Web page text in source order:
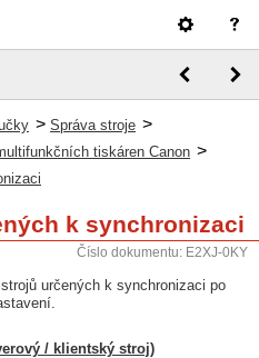
> Správa stroje >
tiskáren Canon >
k synchronizaci
Číslo dokumentu: E2XJ-0KY
určených k synchronizaci po
/ klientský stroj)